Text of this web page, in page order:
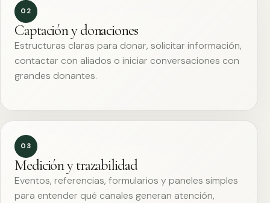
02
Captación y donaciones
Estructuras claras para donar, solicitar información,
contactar con aliados o iniciar conversaciones con
grandes donantes.
03
Medición y trazabilidad
Eventos, referencias, formularios y paneles simples
para entender qué canales generan atención,